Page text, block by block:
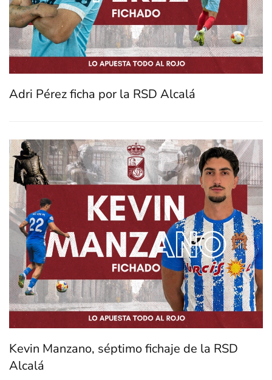
Adri Pérez ficha por la RSD Alcalá
Kevin Manzano, séptimo fichaje de la RSD
Alcalá